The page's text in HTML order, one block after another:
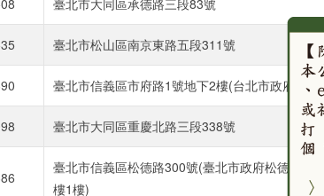
臺北市大同區承德路三段83號‎
臺北市松山區南京東路五段311號‎
臺北市信義區市府路1號地下2樓(台北市政府內)‎
臺北市大同區重慶北路三段338號‎
臺北市信義區松德路300號(臺北市政府松德辦公大
樓1樓)‎